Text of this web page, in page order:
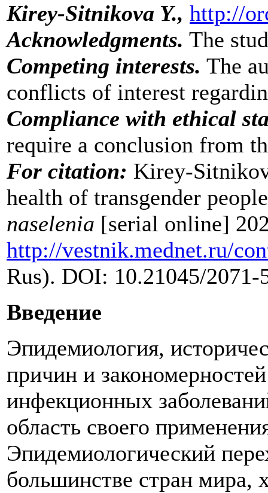
Kirey-Sitnikova Y., http://
Acknowledgments. The
Competing interests. The
conflicts of interest
Compliance with ethical
require a conclusion from
For citation: Kirey-
health of transgender
naselenia [serial online]
http://vestnik.mednet.ru/
Rus). DOI: 10.21045/2071-
Введение
Эпидемиология,
причин и
инфекционных
область своего
Эпидемиологический
большинстве стран мира,